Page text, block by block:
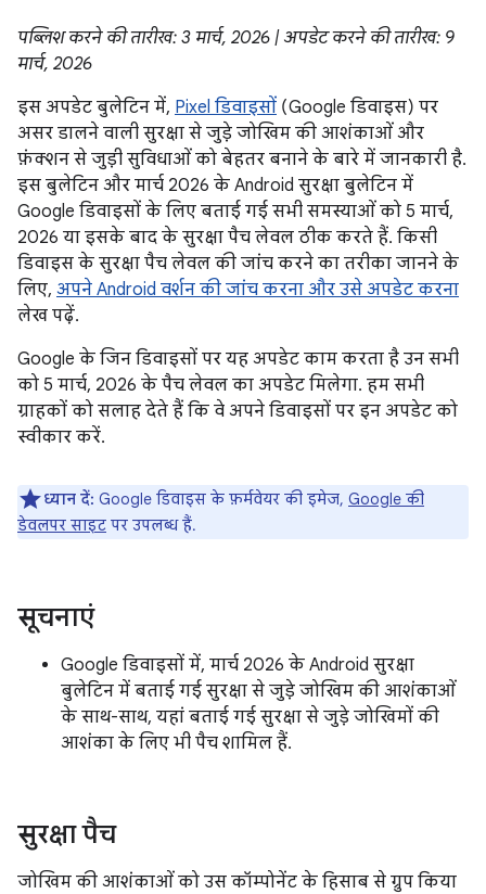
पब्लिश करने की तारीख: 3 मार्च, 2026 | अपडेट करने की तारीख: 9
मार्च, 2026
इस अपडेट बुलेटिन में, Pixel डिवाइसों (Google डिवाइस) पर
असर डालने वाली सुरक्षा से जुड़े जोखिम की आशंकाओं और
फ़ंक्शन से जुड़ी सुविधाओं को बेहतर बनाने के बारे में जानकारी है.
इस बुलेटिन और मार्च 2026 के Android सुरक्षा बुलेटिन में
Google डिवाइसों के लिए बताई गई सभी समस्याओं को 5 मार्च,
2026 या इसके बाद के सुरक्षा पैच लेवल ठीक करते हैं. किसी
डिवाइस के सुरक्षा पैच लेवल की जांच करने का तरीका जानने के
लिए, अपने Android वर्शन की जांच करना और उसे अपडेट करना
लेख पढ़ें.
Google के जिन डिवाइसों पर यह अपडेट काम करता है उन सभी
को 5 मार्च, 2026 के पैच लेवल का अपडेट मिलेगा. हम सभी
ग्राहकों को सलाह देते हैं कि वे अपने डिवाइसों पर इन अपडेट को
स्वीकार करें.
ध्यान दें: Google डिवाइस के फ़र्मवेयर की इमेज, Google की
डेवलपर साइट पर उपलब्ध हैं.
सूचनाएं
Google डिवाइसों में, मार्च 2026 के Android सुरक्षा
बुलेटिन में बताई गई सुरक्षा से जुड़े जोखिम की आशंकाओं
के साथ-साथ, यहां बताई गई सुरक्षा से जुड़े जोखिमों की
आशंका के लिए भी पैच शामिल हैं.
सुरक्षा पैच
जोखिम की आशंकाओं को उस कॉम्पोनेंट के हिसाब से ग्रुप किया